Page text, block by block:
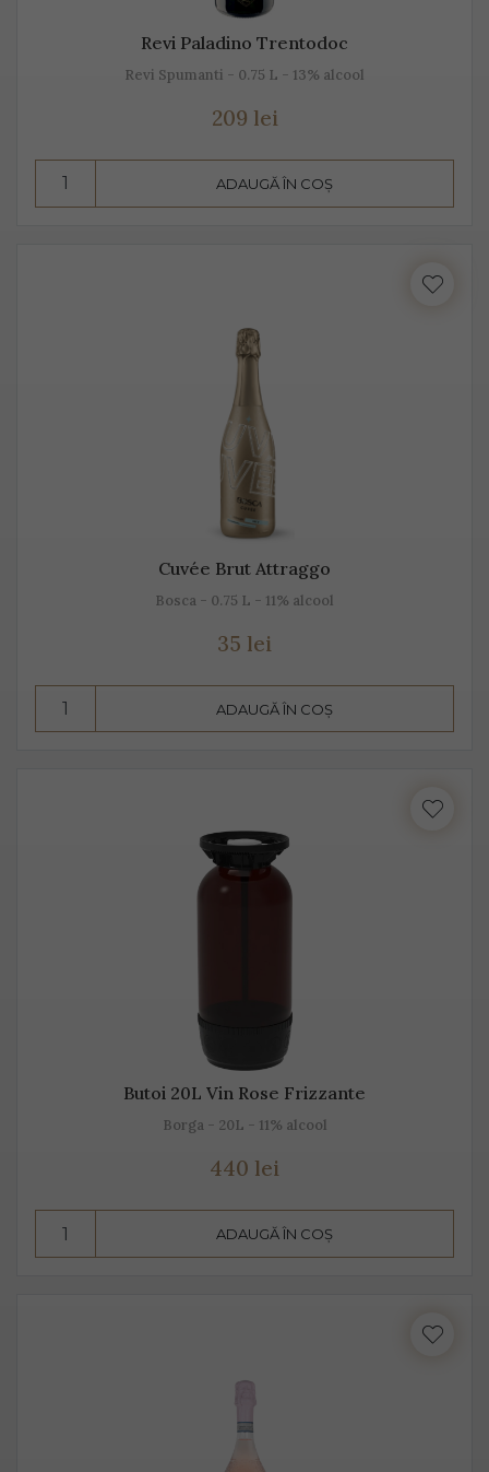
Revi Paladino Trentodoc
Revi Spumanti - 0.75 L - 13% alcool
209 lei
ADAUGĂ ÎN COȘ
Cuvée Brut Attraggo
Bosca - 0.75 L - 11% alcool
35 lei
ADAUGĂ ÎN COȘ
Butoi 20L Vin Rose Frizzante
Borga - 20L - 11% alcool
440 lei
ADAUGĂ ÎN COȘ